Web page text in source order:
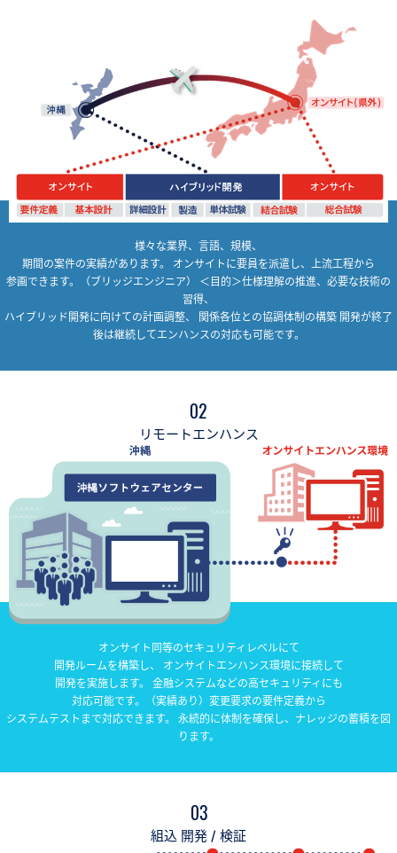
様々な業界、言語、規模、
期間の案件の実績があります。 オンサイトに要員を派遣し、上流工程から
参画できます。（ブリッジエンジニア） ＜目的＞仕様理解の推進、必要な技術の
習得、
ハイブリッド開発に向けての計画調整、 関係各位との協調体制の構築 開発が終了
後は継続してエンハンスの対応も可能です。
02
リモートエンハンス
オンサイト同等のセキュリティレベルにて
開発ルームを構築し、 オンサイトエンハンス環境に接続して
開発を実施します。 金融システムなどの高セキュリティにも
対応可能です。（実績あり） 変更要求の要件定義から
システムテストまで対応できます。 永続的に体制を確保し、ナレッジの蓄積を図
ります。
03
組込 開発 / 検証